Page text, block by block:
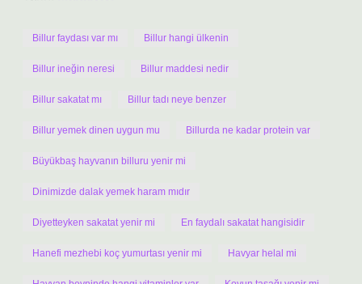
Billur faydası var mı Billur hangi ülkenin
Billur ineğin neresi Billur maddesi nedir
Billur sakatat mı Billur tadı neye benzer
Billur yemek dinen uygun mu Billurda ne kadar protein var
Büyükbaş hayvanın billuru yenir mi
Dinimizde dalak yemek haram mıdır
Diyetteyken sakatat yenir mi En faydalı sakatat hangisidir
Hanefi mezhebi koç yumurtası yenir mi Havyar helal mi